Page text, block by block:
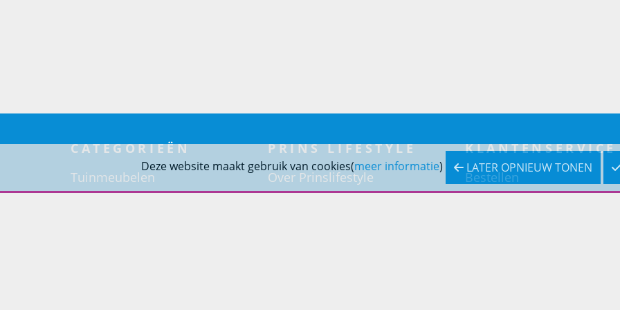
Deze website maakt gebruik van cookies(meer informatie) LATER OPNIEUW TONEN
CATEGORIEËN
Tuinmeubelen
PRINS LIFESTYLE
Over Prinslifestyle
KLANTENSERVICE
Bestellen